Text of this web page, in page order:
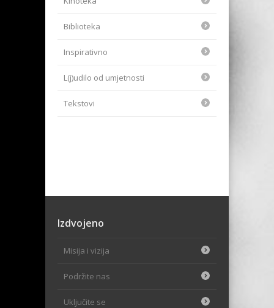
Biblioteka
Inspirativno
L(j)udilo od umjetnosti
Tekstovi
Izdvojeno
Misija i vizija
Podržite nas
Uključite se